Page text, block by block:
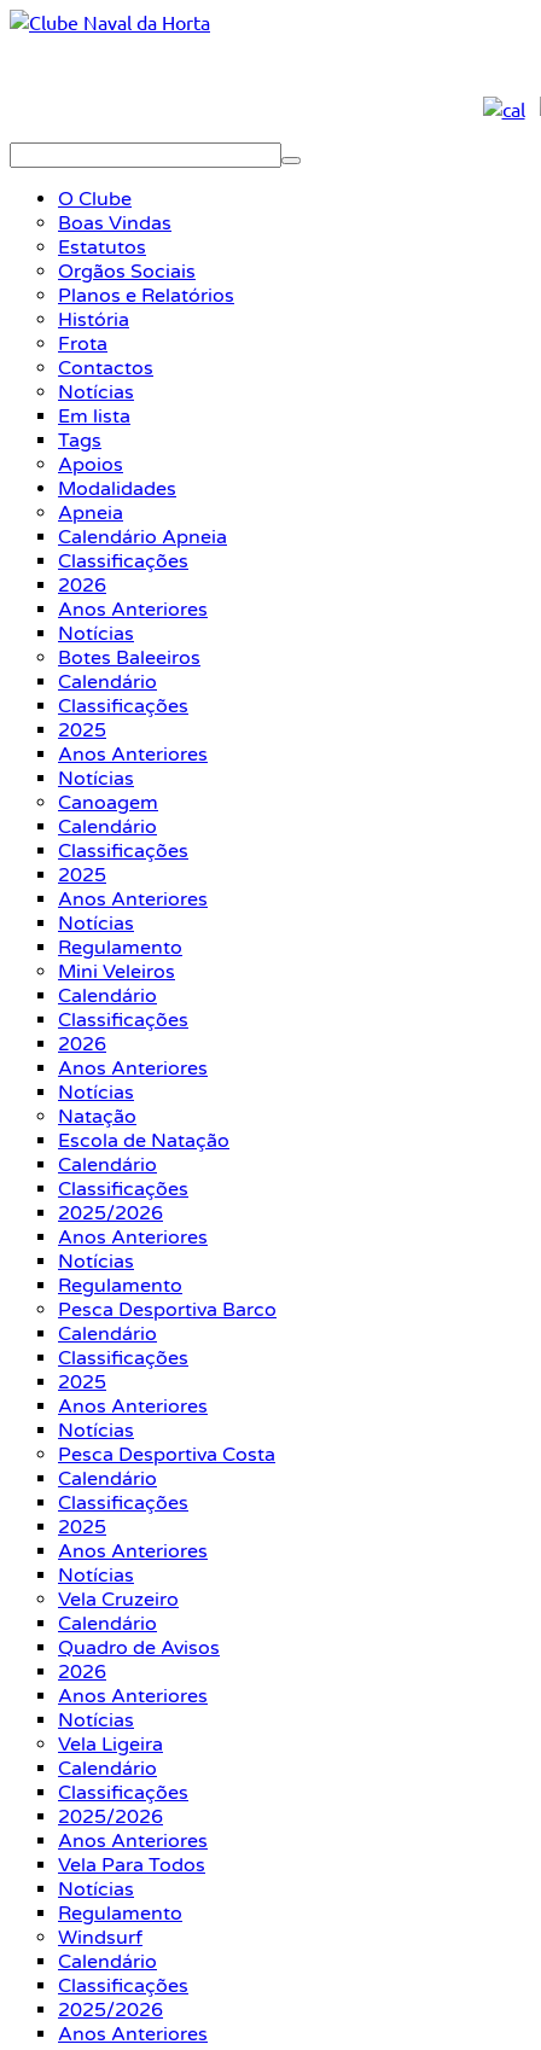
O Clube
Boas Vindas
Estatutos
Orgãos Sociais
Planos e Relatórios
História
Frota
Contactos
Notícias
Em lista
Tags
Apoios
Modalidades
Apneia
Calendário Apneia
Classificações
2026
Anos Anteriores
Notícias
Botes Baleeiros
Calendário
Classificações
2025
Anos Anteriores
Notícias
Canoagem
Calendário
Classificações
2025
Anos Anteriores
Notícias
Regulamento
Mini Veleiros
Calendário
Classificações
2026
Anos Anteriores
Notícias
Natação
Escola de Natação
Calendário
Classificações
2025/2026
Anos Anteriores
Notícias
Regulamento
Pesca Desportiva Barco
Calendário
Classificações
2025
Anos Anteriores
Notícias
Pesca Desportiva Costa
Calendário
Classificações
2025
Anos Anteriores
Notícias
Vela Cruzeiro
Calendário
Quadro de Avisos
2026
Anos Anteriores
Notícias
Vela Ligeira
Calendário
Classificações
2025/2026
Anos Anteriores
Vela Para Todos
Notícias
Regulamento
Windsurf
Calendário
Classificações
2025/2026
Anos Anteriores